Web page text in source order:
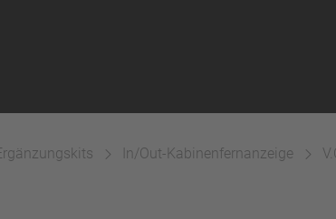
In/Out-Kabinenfernanzeige